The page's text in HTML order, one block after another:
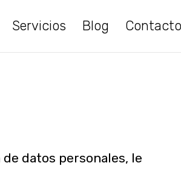
Servicios Blog Contacto
datos personales, le